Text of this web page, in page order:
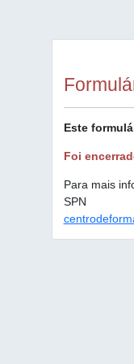
Este
Foi
Para mais
SPN